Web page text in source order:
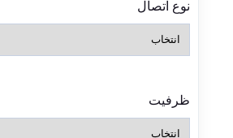
نوع اتصال
ظرفیت